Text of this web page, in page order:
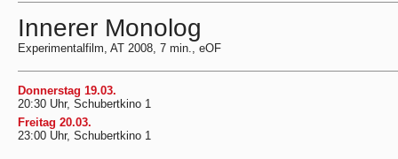
Innerer Monolog
Experimentalfilm, AT 2008, 7 min., eOF
Donnerstag 19.03.
20:30 Uhr, Schubertkino 1
Freitag 20.03.
23:00 Uhr, Schubertkino 1